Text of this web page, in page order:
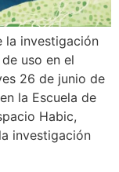
la investigación
uso en el
26 de junio de
la Escuela de
Habic,
investigación